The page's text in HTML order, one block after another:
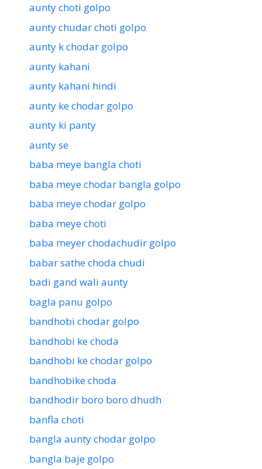
aunty choti golpo
aunty chudar choti golpo
aunty k chodar golpo
aunty kahani
aunty kahani hindi
aunty ke chodar golpo
aunty ki panty
aunty se
baba meye bangla choti
baba meye chodar bangla golpo
baba meye chodar golpo
baba meye choti
baba meyer chodachudir golpo
babar sathe choda chudi
badi gand wali aunty
bagla panu golpo
bandhobi chodar golpo
bandhobi ke choda
bandhobi ke chodar golpo
bandhobike choda
bandhodir boro boro dhudh
banfla choti
bangla aunty chodar golpo
bangla baje golpo